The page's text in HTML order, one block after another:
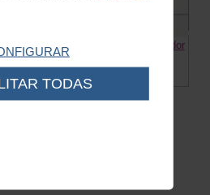
Medio Casquillo Rodillo Variador
este artículo
TODAS